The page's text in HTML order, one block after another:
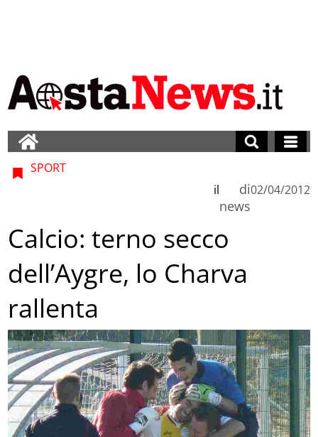
SPORT
di
news
il 02/04/2012
Calcio: terno secco
dell’Aygre, lo Charva
rallenta